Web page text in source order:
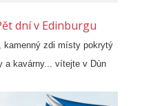
dní v Edinburgu
kamenný zdi místy pokrytý
a kavárny... vítejte v Dùn